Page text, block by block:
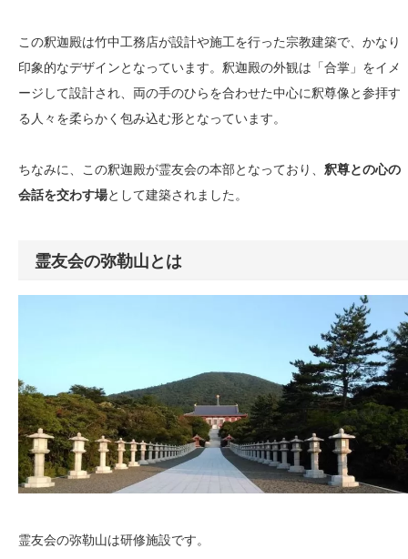
この釈迦殿は竹中工務店が設計や施工を行った宗教建築で、かなり
印象的なデザインとなっています。釈迦殿の外観は「合掌」をイメ
ージして設計され、両の手のひらを合わせた中心に釈尊像と参拝す
る人々を柔らかく包み込む形となっています。
ちなみに、この釈迦殿が霊友会の本部となっており、 釈尊との心の
会話を交わす場として建築されました。
霊友会の弥勒山とは
霊友会の弥勒山は研修施設です。